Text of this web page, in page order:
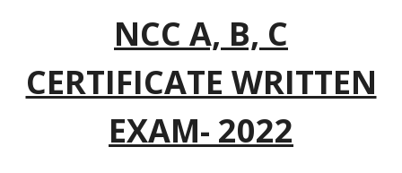
NCC A, B, C
CERTIFICATE WRITTEN
EXAM- 2022